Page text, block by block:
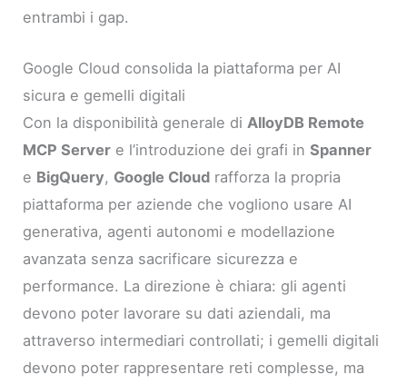
entrambi i gap.
Google Cloud consolida la piattaforma per AI
sicura e gemelli digitali
Con la disponibilità generale di AlloyDB Remote
MCP Server e l’introduzione dei grafi inSpanner
e BigQuery, Google Cloud rafforza la propria
piattaforma per aziende che vogliono usare AI
generativa, agenti autonomi e modellazione
avanzata senza sacrificare sicurezza e
performance. La direzione è chiara: gli agenti
devono poter lavorare su dati aziendali, ma
attraverso intermediari controllati; i gemelli digitali
devono poter rappresentare reti complesse, ma